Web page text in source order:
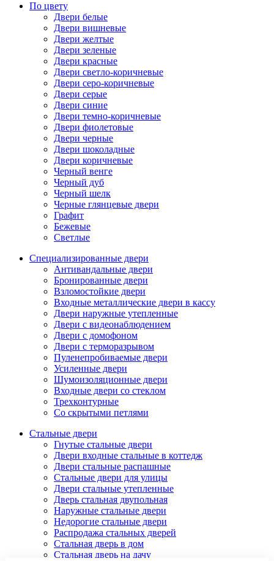
По цвету
Двери белые
Двери вишневые
Двери желтые
Двери зеленые
Двери красные
Двери светло-коричневые
Двери серо-коричневые
Двери серые
Двери синие
Двери темно-коричневые
Двери фиолетовые
Двери черные
Двери шоколадные
Двери коричневые
Черный венге
Черный дуб
Черный шелк
Черные глянцевые двери
Графит
Бежевые
Светлые
Специализированные двери
Антивандальные двери
Бронированные двери
Взломостойкие двери
Входные металлические двери в кассу
Двери наружные утепленные
Двери с видеонаблюдением
Двери с домофоном
Двери с терморазрывом
Пуленепробиваемые двери
Усиленные двери
Шумоизоляционные двери
Входные двери со стеклом
Трехконтурные
Со скрытыми петлями
Стальные двери
Гнутые стальные двери
Двери входные стальные в коттедж
Двери стальные распашные
Стальные двери для улицы
Двери стальные утепленные
Дверь стальная двупольная
Наружные стальные двери
Недорогие стальные двери
Распродажа стальных дверей
Стальная дверь в дом
Стальная дверь на дачу